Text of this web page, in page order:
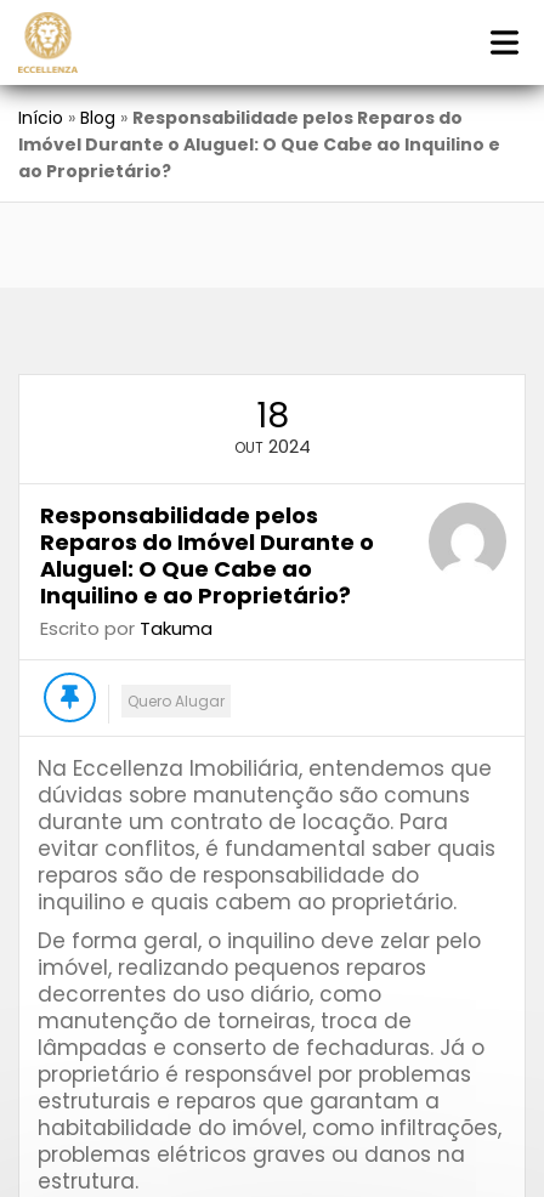
Início » Blog » Responsabilidade pelos Reparos do
Imóvel Durante o Aluguel: O Que Cabe ao Inquilino e
ao Proprietário?
18
OUT 2024
Responsabilidade pelos
Reparos do Imóvel Durante o
Aluguel: O Que Cabe ao
Inquilino e ao Proprietário?
Escrito por Takuma
Quero Alugar
Na Eccellenza Imobiliária, entendemos que
dúvidas sobre manutenção são comuns
durante um contrato de locação. Para
evitar conflitos, é fundamental saber quais
reparos são de responsabilidade do
inquilino e quais cabem ao proprietário.
De forma geral, o inquilino deve zelar pelo
imóvel, realizando pequenos reparos
decorrentes do uso diário, como
manutenção de torneiras, troca de
lâmpadas e conserto de fechaduras. Já o
proprietário é responsável por problemas
estruturais e reparos que garantam a
habitabilidade do imóvel, como infiltrações,
problemas elétricos graves ou danos na
estrutura.